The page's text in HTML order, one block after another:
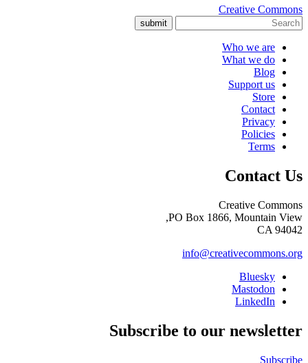
Creative Commons
submit
Who we are
What we do
Blog
Support us
Store
Contact
Privacy
Policies
Terms
Contact Us
Creative Commons
PO Box 1866, Mountain View,
CA 94042
info@creativecommons.org
Bluesky
Mastodon
LinkedIn
Subscribe to our newsletter
Subscribe